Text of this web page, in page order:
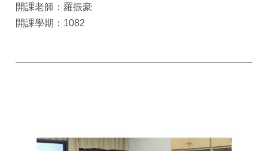
開課老師：羅振豪
開課學期：1082